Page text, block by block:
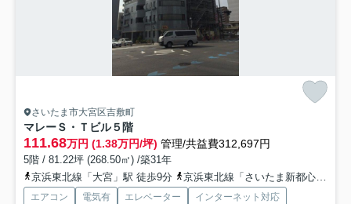
さいたま市大宮区吉敷町
マレーＳ・Ｔビル５階
111.68万円 (1.38万円/坪) 管理/共益費312,697円
5階 / 81.22坪 (268.50㎡) /築31年
京浜東北線「大宮」駅 徒歩9分
京浜東北線「さいたま新都心」駅 徒歩9分
エアコン 電気有 エレベーター
インターネット対応